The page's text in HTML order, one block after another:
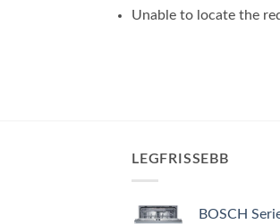
Unable to locate the
LEGFRISSEBB
BOSCH